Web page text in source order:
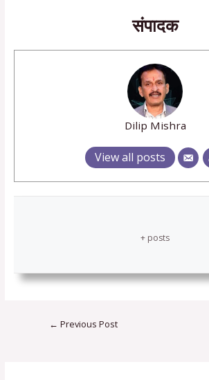
संपादक
Dilip Mishra
View all posts
+ posts
← Previous Post